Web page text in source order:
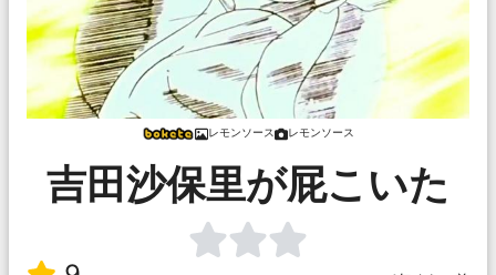
レモンソース レモンソース
吉田沙保里が屁こいた